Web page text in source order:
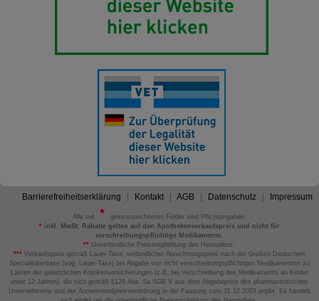
Barrierefreiheitserklärung Kontakt AGB Datenschutz Impressum
Alle mit
gekennzeichneten Felder sind Pflichtangaben.
*inkl. MwSt. Rabatte gelten auf den Apothekenverkaufspreis und nicht für
verschreibungspflichtige Medikamente.
** Unverbindliche Preisempfehlung des Herstellers.
*** Verkaufspreis gemäß Lauer-Taxe; verbindlicher Abrechnungspreis nach der Großen Deutschen
Spezialitätentaxe (sog. Lauer-Taxe) bei Abgabe von nicht verschreibungspflichtigen Medikamenten zu
Lasten der gesetzlichen Krankenversicherungen (z.B. bei Verschreibung des Medikaments an Kinder
unter 12 Jahren), die sich gemäß §129 Abs. 5a SGB V aus dem Abgabepreis des pharmazeutischen
Unternehmens und der Arzneimittelpreisverordnung in der Fassung zum 31.12.2003 ergibt. Es handelt